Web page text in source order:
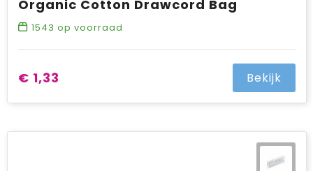
Organic Cotton Drawcord Bag
1543 op voorraad
€ 1,33 Bekijk